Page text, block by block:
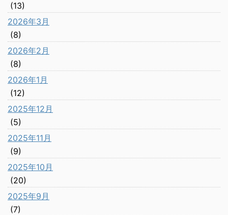
(13)
2026年3月
(8)
2026年2月
(8)
2026年1月
(12)
2025年12月
(5)
2025年11月
(9)
2025年10月
(20)
2025年9月
(7)